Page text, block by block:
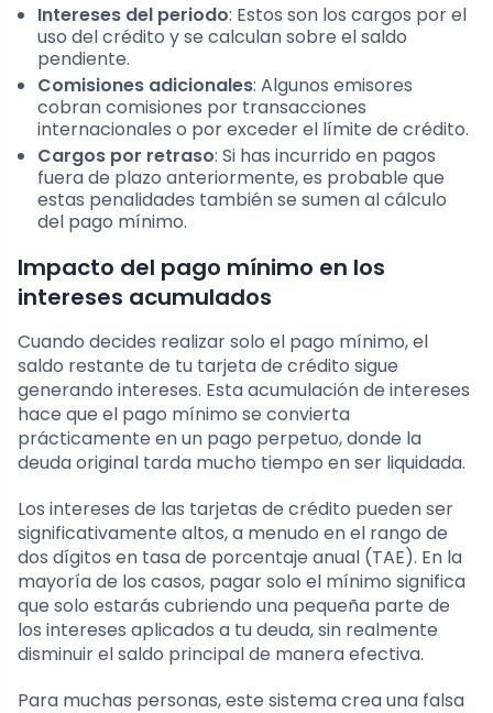
Intereses del periodo: Estos son los cargos por el
uso del crédito y se calculan sobre el saldo
pendiente.
Comisiones adicionales: Algunos emisores
cobran comisiones por transacciones
internacionales o por exceder el límite de crédito.
Cargos por retraso: Si has incurrido en pagos
fuera de plazo anteriormente, es probable que
estas penalidades también se sumen al cálculo
del pago mínimo.
Impacto del pago mínimo en los
intereses acumulados
Cuando decides realizar solo el pago mínimo, el
saldo restante de tu tarjeta de crédito sigue
generando intereses. Esta acumulación de intereses
hace que el pago mínimo se convierta
prácticamente en un pago perpetuo, donde la
deuda original tarda mucho tiempo en ser liquidada.
Los intereses de las tarjetas de crédito pueden ser
significativamente altos, a menudo en el rango de
dos dígitos en tasa de porcentaje anual (TAE). En la
mayoría de los casos, pagar solo el mínimo significa
que solo estarás cubriendo una pequeña parte de
los intereses aplicados a tu deuda, sin realmente
disminuir el saldo principal de manera efectiva.
Para muchas personas, este sistema crea una falsa